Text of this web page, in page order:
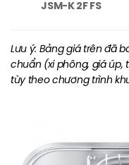
JSM-K 2F FS
Lưu ý: Bảng giá trên đã
chuẩn (xi phông, giá úp,
tùy theo chương trình